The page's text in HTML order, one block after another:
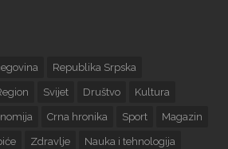
Republika Srpska
Svijet Društvo Kultura
Crna hronika Sport Magazin
Zdravlje Nauka i tehnologija